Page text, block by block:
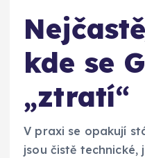
kde se
„ztratí“
V praxi se opakují
jsou čistě technické,